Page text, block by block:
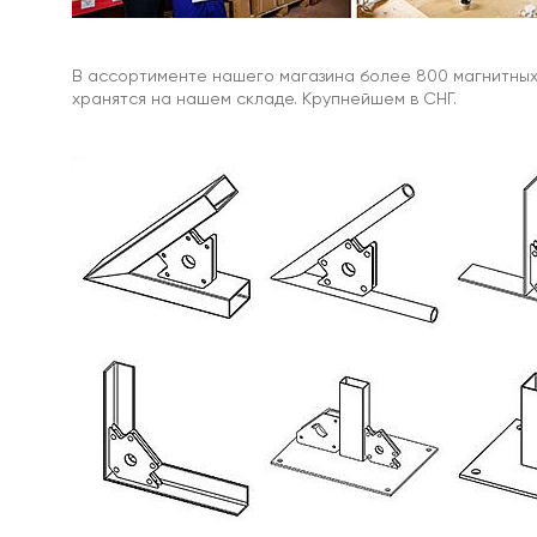
с
поисковыми
магниты
Двухсторонние
Аксессуары
к
поисковым
магнитов
Карабины
для
поисковых
В ассортименте нашего магазина более 800
хранятся на нашем складе. Крупнейшем в СНГ.